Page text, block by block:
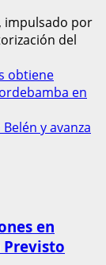
impulsado por
del
obtiene
en
y avanza
en
Previsto